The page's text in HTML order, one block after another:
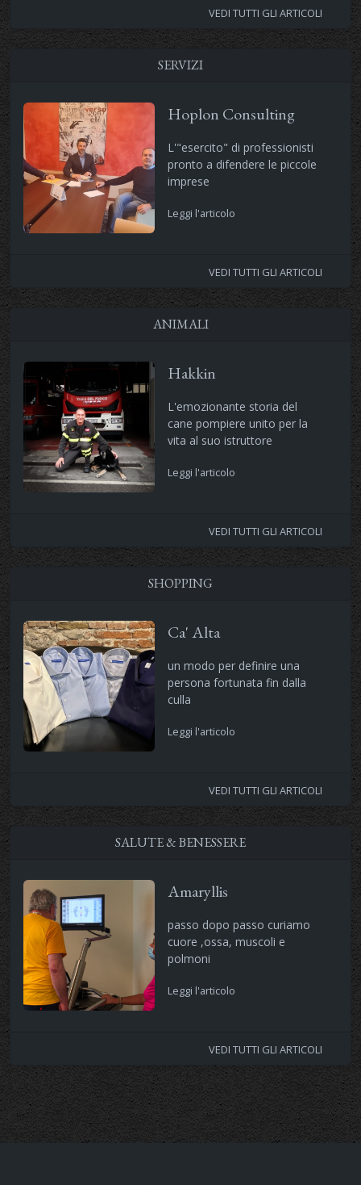
VEDI TUTTI GLI ARTICOLI
SERVIZI
Hoplon Consulting
L'"esercito" di professionisti
pronto a difendere le piccole
imprese
Leggi l'articolo
VEDI TUTTI GLI ARTICOLI
ANIMALI
Hakkin
L'emozionante storia del
cane pompiere unito per la
vita al suo istruttore
Leggi l'articolo
VEDI TUTTI GLI ARTICOLI
SHOPPING
Ca' Alta
un modo per definire una
persona fortunata fin dalla
culla
Leggi l'articolo
VEDI TUTTI GLI ARTICOLI
SALUTE & BENESSERE
Amaryllis
passo dopo passo curiamo
cuore ,ossa, muscoli e
polmoni
Leggi l'articolo
VEDI TUTTI GLI ARTICOLI